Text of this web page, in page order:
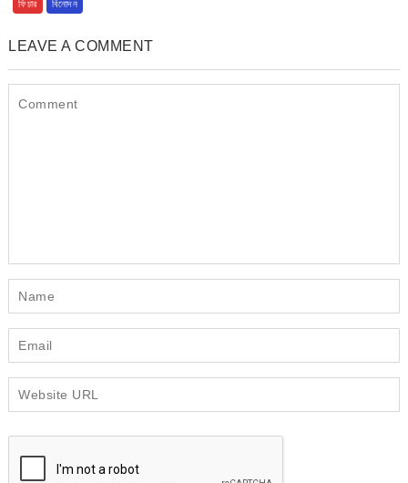
ফিচার বিনোদন
LEAVE A COMMENT